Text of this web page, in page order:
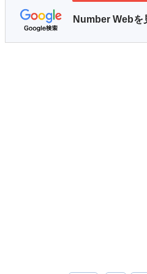
Number Webを